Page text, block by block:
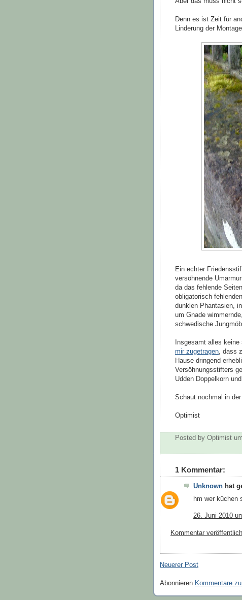
Denn es ist Zeit für
Linderung der
Ein echter
versöhnende
da das fehlende
obligatorisch
dunklen Phantasien,
um Gnade
schwedische
Insgesamt alles
mir zugetragen, dass
Hause dringend
Versöhnungsstifters
Udden Doppelkorn
Schaut nochmal in
Optimist
Posted by Optimist um
1 Kommentar:
Unknown hat
hm wer küchen
26. Juni 2010
Kommentar
Neuerer Post
Abonnieren Kommentare